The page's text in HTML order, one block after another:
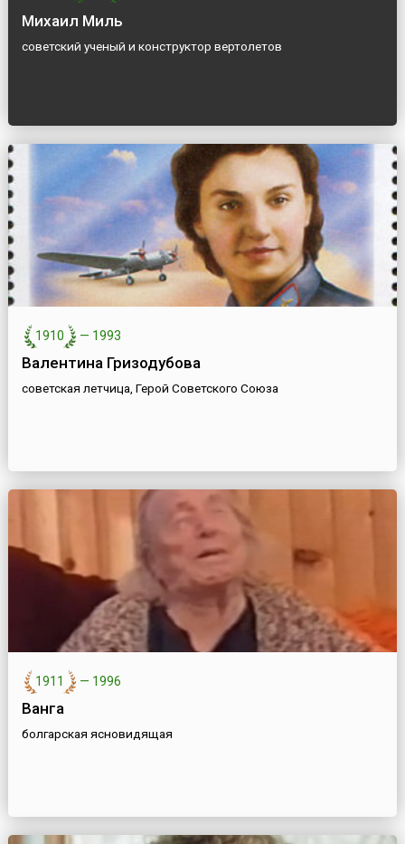
Михаил Миль
советский ученый и конструктор вертолетов
1910 — 1993
Валентина Гризодубова
советская летчица, Герой Советского Союза
1911 — 1996
Ванга
болгарская ясновидящая